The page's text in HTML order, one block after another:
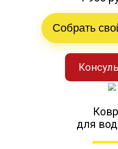
Собрать
для